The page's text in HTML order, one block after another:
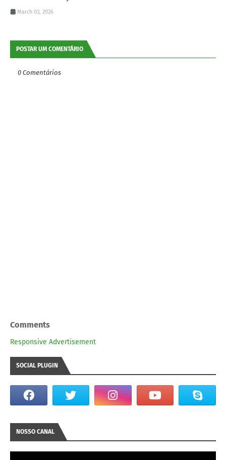
March 03, 2026
POSTAR UM COMENTÁRIO
0 Comentários
Comments
Responsive Advertisement
SOCIAL PLUGIN
NOSSO CANAL